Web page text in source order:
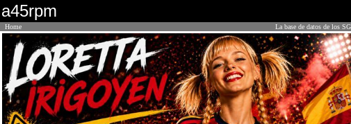
a45rpm
Home La base de datos de los